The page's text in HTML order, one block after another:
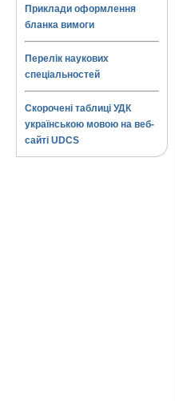
Приклади оформлення
бланка вимоги
Перелік наукових
спеціальностей
Скорочені таблиці УДК
українською мовою на веб-
сайті UDCS